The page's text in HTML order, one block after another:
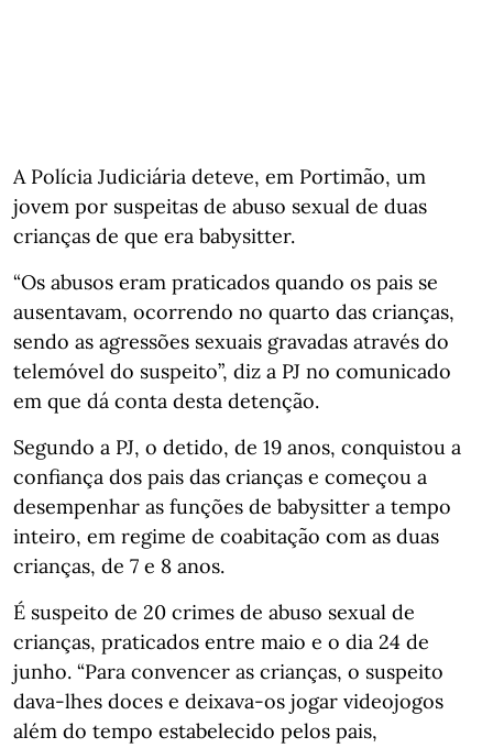
A Polícia Judiciária deteve, em Portimão, um
jovem por suspeitas de abuso sexual de duas
crianças de que era babysitter.
“Os abusos eram praticados quando os pais se
ausentavam, ocorrendo no quarto das crianças,
sendo as agressões sexuais gravadas através do
telemóvel do suspeito”, diz a PJ no comunicado
em que dá conta desta detenção.
Segundo a PJ, o detido, de 19 anos, conquistou a
confiança dos pais das crianças e começou a
desempenhar as funções de babysitter a tempo
inteiro, em regime de coabitação com as duas
crianças, de 7 e 8 anos.
É suspeito de 20 crimes de abuso sexual de
crianças, praticados entre maio e o dia 24 de
junho. “Para convencer as crianças, o suspeito
dava-lhes doces e deixava-os jogar videojogos
além do tempo estabelecido pelos pais,